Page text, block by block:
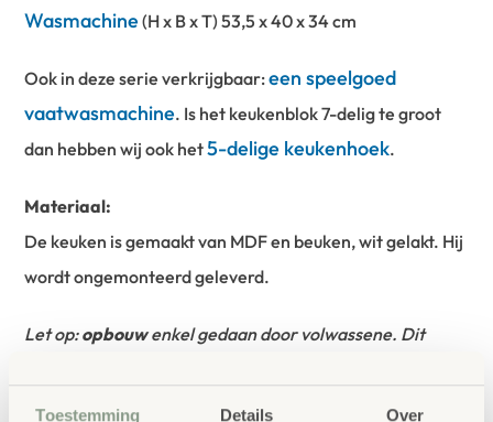
Toestemming Details Over
Wasmachine(H x B x T) 53,5 x 40 x 34 cm
Ook in deze serie verkrijgbaar:een speelgoed
vaatwasmachine. Is het keukenblok 7-delig te groot
dan hebben wij ook het5-delige keukenhoek.
Materiaal:
De keuken is gemaakt van MDF en beuken, wit gelakt. Hij
wordt ongemonteerd geleverd.
Let op:opbouwenkel gedaan door volwassene. Dit
verstikkingsgevaar.